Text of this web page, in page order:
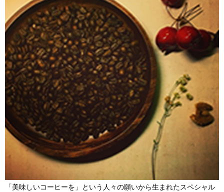
「美味しいコーヒーを」という人々の願いから生まれたスペシャル